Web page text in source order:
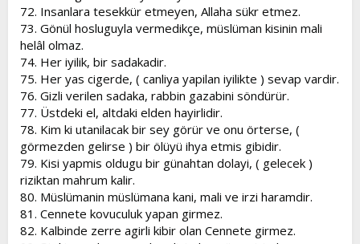
72. Insanlara tesekkür etmeyen, Allaha sükr etmez.
73. Gönül hosluguyla vermedikçe, müslüman kisinin mali
helâl olmaz.
74. Her iyilik, bir sadakadir.
75. Her yas cigerde, ( canliya yapilan iyilikte ) sevap vardir.
76. Gizli verilen sadaka, rabbin gazabini söndürür.
77. Üstdeki el, altdaki elden hayirlidir.
78. Kim ki utanilacak bir sey görür ve onu örterse, (
görmezden gelirse ) bir ölüyü ihya etmis gibidir.
79. Kisi yapmis oldugu bir günahtan dolayi, ( gelecek )
riziktan mahrum kalir.
80. Müslümanin müslümana kani, mali ve irzi haramdir.
81. Cennete kovuculuk yapan girmez.
82. Kalbinde zerre agirli kibir olan Cennete girmez.